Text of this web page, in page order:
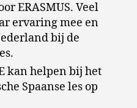
ERASMUS. Veel
ervaring mee en
bij de
kan helpen bij het
Spaanse les op